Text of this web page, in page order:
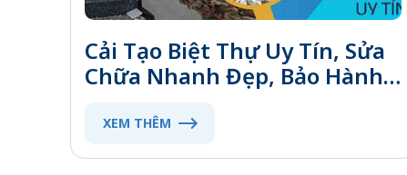
Cải Tạo Biệt Thự Uy Tín, Sửa
Chữa Nhanh Đẹp, Bảo Hành
XEM THÊM